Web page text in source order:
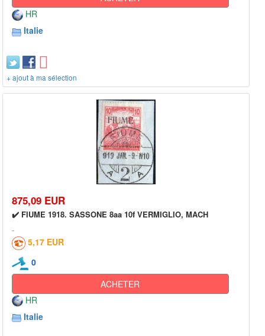
HR
Italie
+ ajout à ma sélection
875,09 EUR
✔️ FIUME 1918. SASSONE 8aa 10f VERMIGLIO, MACH
5,17 EUR
0
ACHETER
HR
Italie